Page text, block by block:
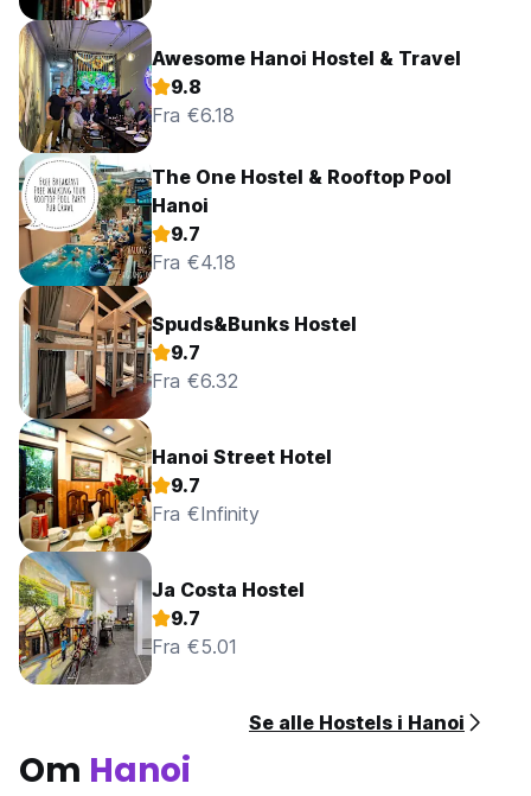
Awesome Hanoi Hostel & Travel
9.8
Fra €6.18
The One Hostel & Rooftop Pool
Hanoi
9.7
Fra €4.18
Spuds&Bunks Hostel
9.7
Fra €6.32
Hanoi Street Hotel
9.7
Fra €Infinity
Ja Costa Hostel
9.7
Fra €5.01
Se alle Hostels i Hanoi
Om Hanoi